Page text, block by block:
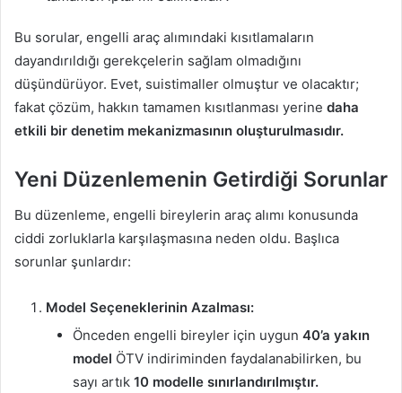
Bu sorular, engelli araç alımındaki kısıtlamaların
dayandırıldığı gerekçelerin sağlam olmadığını
düşündürüyor. Evet, suistimaller olmuştur ve olacaktır;
fakat çözüm, hakkın tamamen kısıtlanması yerine daha
etkili bir denetim mekanizmasının oluşturulmasıdır.
Yeni Düzenlemenin Getirdiği Sorunlar
Bu düzenleme, engelli bireylerin araç alımı konusunda
ciddi zorluklarla karşılaşmasına neden oldu. Başlıca
sorunlar şunlardır:
Model Seçeneklerinin Azalması:
Önceden engelli bireyler için uygun 40’a yakın
model ÖTV indiriminden faydalanabilirken, bu
sayı artık 10 modelle sınırlandırılmıştır.